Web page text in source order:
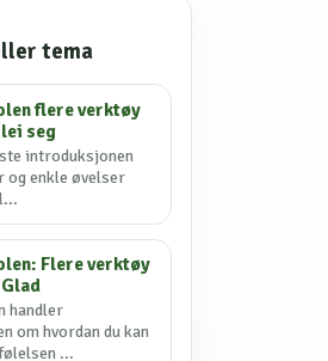
tema
flere verktøy
seg
introduksjonen
og enkle øvelser
Flere verktøy
handler
om hvordan du kan
...